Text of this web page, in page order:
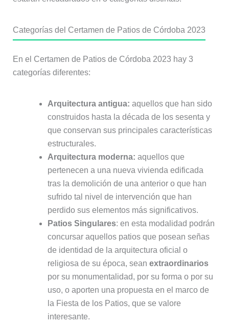
Categorías del Certamen de Patios de Córdoba 2023
En el Certamen de Patios de Córdoba 2023 hay 3
categorías diferentes:
Arquitectura antigua: aquellos que han sido
construidos hasta la década de los sesenta y
que conservan sus principales características
estructurales.
Arquitectura moderna: aquellos que
pertenecen a una nueva vivienda edificada
tras la demolición de una anterior o que han
sufrido tal nivel de intervención que han
perdido sus elementos más significativos.
Patios Singulares: en esta modalidad podrán
concursar aquellos patios que posean señas
de identidad de la arquitectura oficial o
religiosa de su época, sean extraordinarios
por su monumentalidad, por su forma o por su
uso, o aporten una propuesta en el marco de
la Fiesta de los Patios, que se valore
interesante.